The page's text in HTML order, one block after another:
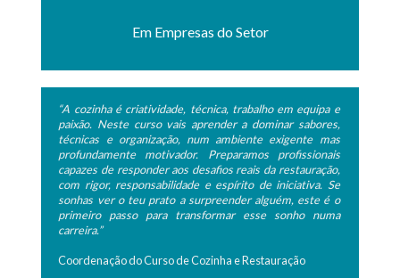
Em Empresas do Setor
“A cozinha é criatividade, técnica, trabalho em equipa e
paixão. Neste curso vais aprender a dominar sabores,
técnicas e organização, num ambiente exigente mas
profundamente motivador. Preparamos profissionais
capazes de responder aos desafios reais da restauração,
com rigor, responsabilidade e espírito de iniciativa. Se
sonhas ver o teu prato a surpreender alguém, este é o
primeiro passo para transformar esse sonho numa
carreira.”
Coordenação do Curso de Cozinha e Restauração